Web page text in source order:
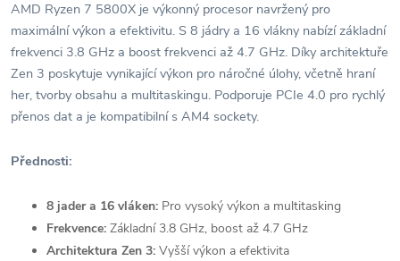
AMD Ryzen 7 5800X je výkonný procesor navržený pro
maximální výkon a efektivitu. S 8 jádry a 16 vlákny nabízí základní
frekvenci 3.8 GHz a boost frekvenci až 4.7 GHz. Díky architektuře
Zen 3 poskytuje vynikající výkon pro náročné úlohy, včetně hraní
her, tvorby obsahu a multitaskingu. Podporuje PCIe 4.0 pro rychlý
přenos dat a je kompatibilní s AM4 sockety.
Přednosti:
8 jader a 16 vláken: Pro vysoký výkon a multitasking
Frekvence: Základní 3.8 GHz, boost až 4.7 GHz
Architektura Zen 3: Vyšší výkon a efektivita